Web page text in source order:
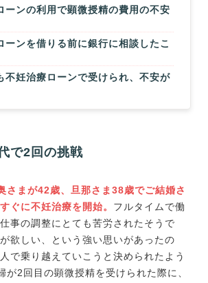
ーンの利用で顕微授精の費用の不安
ーンを借りる前に銀行に相談したこ
不妊治療ローンで受けられ、不安が
で2回の挑戦
さまが42歳、旦那さま38歳でご結婚さ
ぐに不妊治療を開始。 フルタイムで働
事の調整にとても苦労されたそうで
欲しい、という強い思いがあったの
で乗り越えていこうと決められたよう
が2回目の顕微授精を受けられた際に、